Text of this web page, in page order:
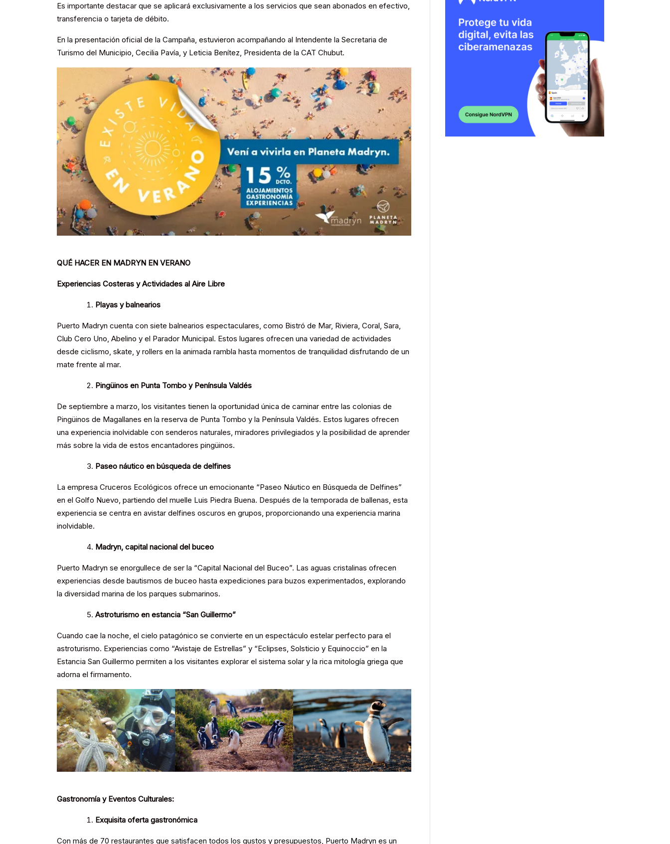
Es importante destacar que se aplicará exclusivamente a los servicios que sean abonados en efectivo,
transferencia o tarjeta de débito.
En la presentación oficial de la Campaña, estuvieron acompañando al Intendente la Secretaria de
Turismo del Municipio, Cecilia Pavía, y Leticia Benítez, Presidenta de la CAT Chubut.
QUÉ HACER EN MADRYN EN VERANO
Experiencias Costeras y Actividades al Aire Libre
Playas y balnearios
Puerto Madryn cuenta con siete balnearios espectaculares, como Bistró de Mar, Riviera, Coral, Sara,
Club Cero Uno, Abelino y el Parador Municipal. Estos lugares ofrecen una variedad de actividades
desde ciclismo, skate, y rollers en la animada rambla hasta momentos de tranquilidad disfrutando de un
mate frente al mar.
Pingüinos en Punta Tombo y Península Valdés
De septiembre a marzo, los visitantes tienen la oportunidad única de caminar entre las colonias de
Pingüinos de Magallanes en la reserva de Punta Tombo y la Península Valdés. Estos lugares ofrecen
una experiencia inolvidable con senderos naturales, miradores privilegiados y la posibilidad de aprender
más sobre la vida de estos encantadores pingüinos.
Paseo náutico en búsqueda de delfines
La empresa Cruceros Ecológicos ofrece un emocionante “Paseo Náutico en Búsqueda de Delfines”
en el Golfo Nuevo, partiendo del muelle Luis Piedra Buena. Después de la temporada de ballenas, esta
experiencia se centra en avistar delfines oscuros en grupos, proporcionando una experiencia marina
inolvidable.
Madryn, capital nacional del buceo
Puerto Madryn se enorgullece de ser la “Capital Nacional del Buceo”. Las aguas cristalinas ofrecen
experiencias desde bautismos de buceo hasta expediciones para buzos experimentados, explorando
la diversidad marina de los parques submarinos.
Astroturismo en estancia “San Guillermo”
Cuando cae la noche, el cielo patagónico se convierte en un espectáculo estelar perfecto para el
astroturismo. Experiencias como “Avistaje de Estrellas” y “Eclipses, Solsticio y Equinoccio” en la
Estancia San Guillermo permiten a los visitantes explorar el sistema solar y la rica mitología griega que
adorna el firmamento.
Gastronomía y Eventos Culturales:
Exquisita oferta gastronómica
Con más de 70 restaurantes que satisfacen todos los gustos y presupuestos, Puerto Madryn es un